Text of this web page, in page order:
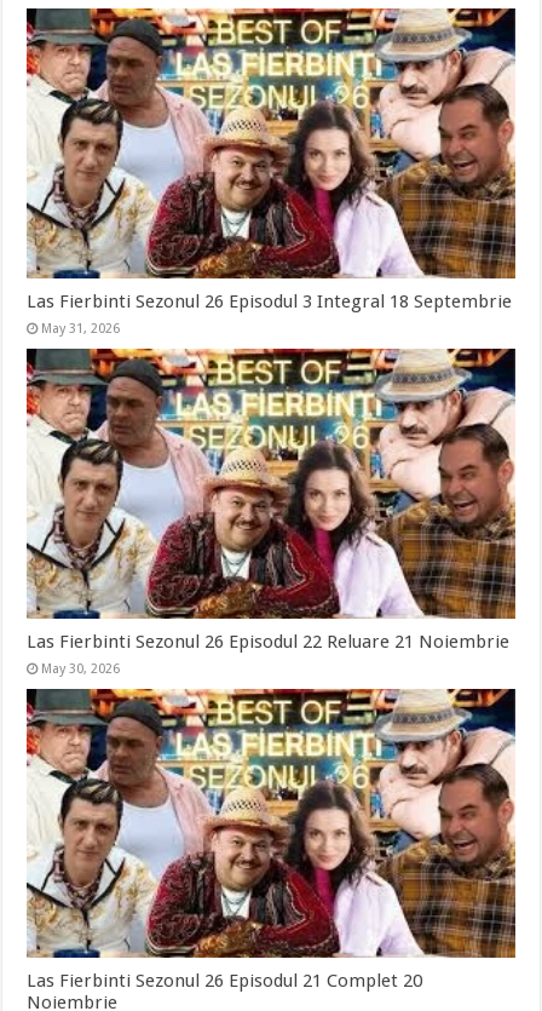
Las Fierbinti Sezonul 26 Episodul 3 Integral 18 Septembrie
May 31, 2026
Las Fierbinti Sezonul 26 Episodul 22 Reluare 21 Noiembrie
May 30, 2026
Las Fierbinti Sezonul 26 Episodul 21 Complet 20
Noiembrie